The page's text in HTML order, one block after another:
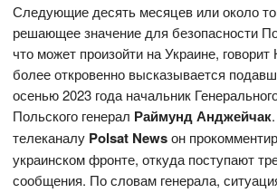
Следующие десять месяцев или около
решающее значение для безопасности
что может произойти на Украине,
более откровенно высказывается
осенью 2023 года начальник
Польского генерал Раймунд Анджейчак
телеканалу Polsat Newsон
украинском фронте, откуда поступают
сообщения. По словам генерала,